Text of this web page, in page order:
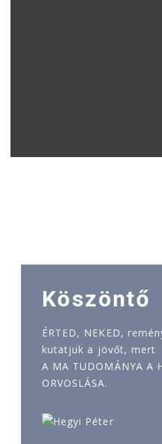
Köszöntő
ÉRTED, NEKED,
kutatjuk a jövőt, mert
A MA TUDOMÁNYA A
ORVOSLÁSA.